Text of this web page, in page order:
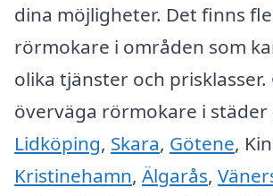
dina möjligheter. Det finns
rörmokare i områden som
olika tjänster och
överväga rörmokare i städer
Lidköping, Skara, Götene,
Kristinehamn, Älgarås,